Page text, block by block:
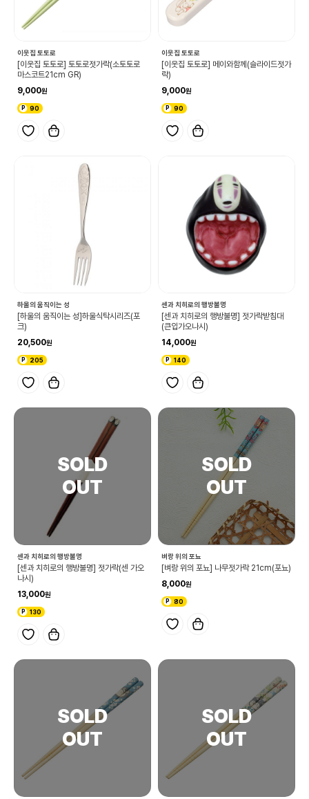
이웃집 토토로
[이웃집 토토로] 토토로젓가락(소토토로
마스코트21cm GR)
9,000
90
이웃집 토토로
[이웃집 토토로] 메이와함께(슬라이드젓가
락)
9,000
90
하울의 움직이는 성
[하울의 움직이는 성]하울식탁시리즈(포
크)
20,500
205
센과 치히로의 행방불명
[센과 치히로의 행방불명] 젓가락받침대
(큰입가오나시)
14,000
140
센과 치히로의 행방불명
[센과 치히로의 행방불명] 젓가락(센 가오
나시)
13,000
130
벼랑 위의 포뇨
[벼랑 위의 포뇨] 나무젓가락 21cm(포뇨)
8,000
80